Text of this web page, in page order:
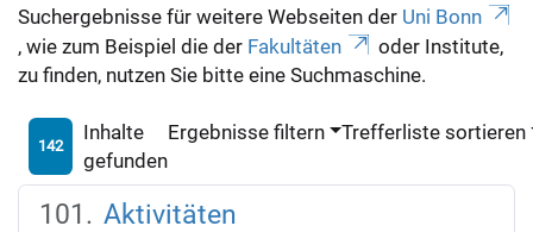
Suchergebnisse für weitere Webseiten der Uni Bonn
, wie zum Beispiel die der Fakultäten
oder Institute,
zu finden, nutzen Sie bitte eine Suchmaschine.
142
Inhalte
gefunden
Ergebnisse filtern Trefferliste sortieren
Aktivitäten